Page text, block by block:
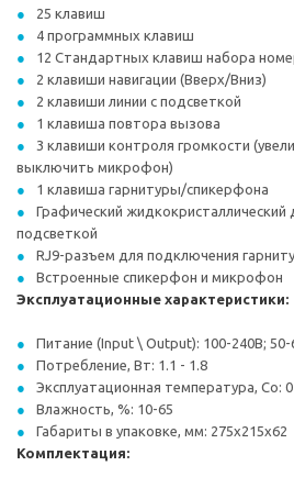
25 клавиш
4 программных клавиш
12 Стандартных клавиш набора
2 клавиши навигации (Вверх/Вниз)
2 клавиши линии с подсветкой
1 клавиша повтора вызова
3 клавиши контроля громкости
выключить микрофон)
1 клавиша гарнитуры/спикерфона
Графический жидкокристаллический
подсветкой
RJ9-разъем для подключения
Встроенные спикерфон и микрофон
Эксплуатационные характеристики:
Питание (Input \ Output): 100-240В; 50-
Потребление, Вт: 1.1 - 1.8
Эксплуатационная температура, Co:
Влажность, %: 10-65
Габариты в упаковке, мм: 275x215x62
Комплектация: